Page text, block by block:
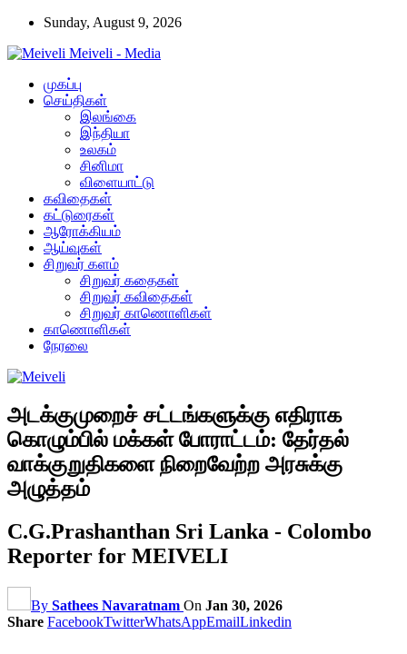
Sunday, August 9, 2026
Meiveli - Media
முகப்பு
செய்திகள்
இலங்கை
இந்தியா
உலகம்
சினிமா
விளையாட்டு
கவிதைகள்
கட்டுரைகள்
ஆரோக்கியம்
ஆய்வுகள்
சிறுவர் களம்
சிறுவர் கதைகள்
சிறுவர் கவிதைகள்
சிறுவர் காணொளிகள்
காணொளிகள்
நேரலை
அடக்குமுறைச் சட்டங்களுக்கு எதிராக
கொழும்பில் மக்கள் போராட்டம்: தேர்தல்
வாக்குறுதிகளை நிறைவேற்ற அரசுக்கு
அழுத்தம்
C.G.Prashanthan Sri Lanka - Colombo
Reporter for MEIVELI
By Sathees Navaratnam On Jan 30, 2026
Share FacebookTwitterWhatsAppEmailLinkedin